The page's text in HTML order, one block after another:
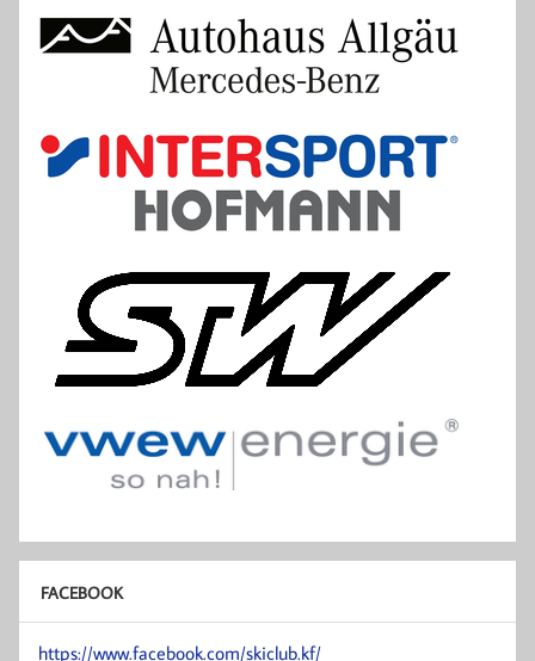
FACEBOOK
https://www.facebook.com/skiclub.kf/